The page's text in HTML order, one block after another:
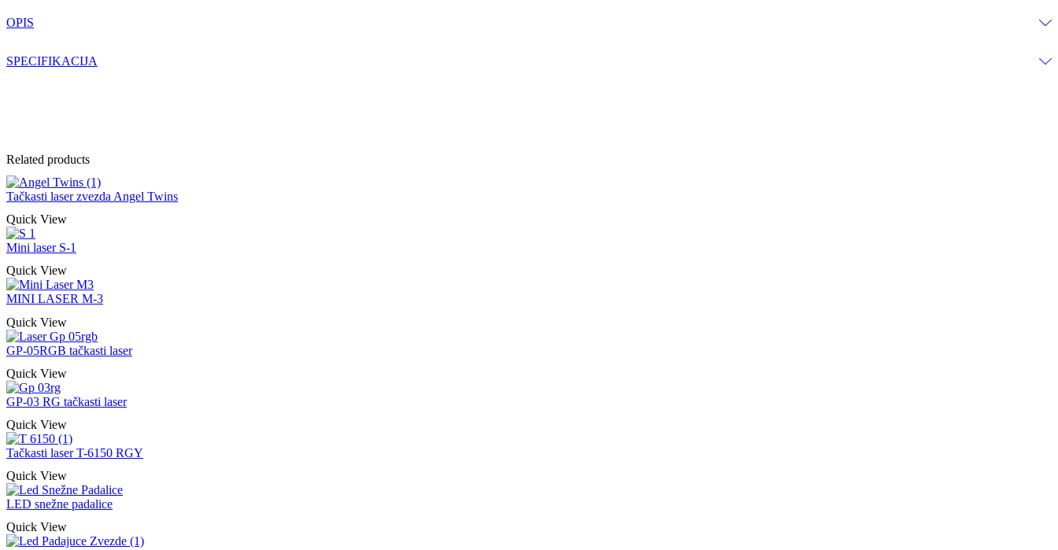
OPIS
SPECIFIKACIJA
Related products
Tačkasti laser zvezda Angel Twins
Quick View
Mini laser S-1
Quick View
MINI LASER M-3
Quick View
GP-05RGB tačkasti laser
Quick View
GP-03 RG tačkasti laser
Quick View
Tačkasti laser T-6150 RGY
Quick View
LED snežne padalice
Quick View